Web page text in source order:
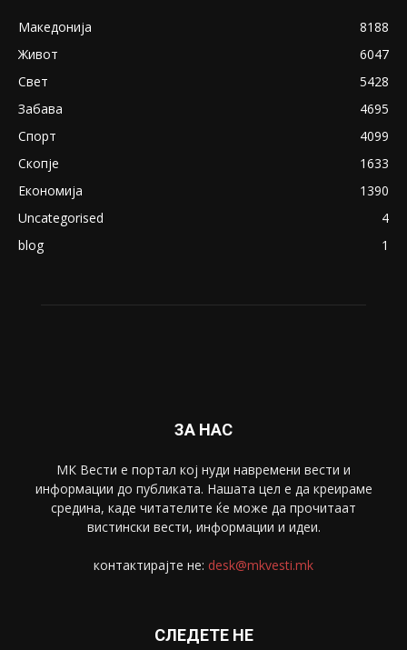
Македонија
8188
Живот
6047
Свет
5428
Забава
4695
Спорт
4099
Скопје
1633
Економија
1390
Uncategorised
4
blog
1
ЗА НАС
МК Вести е портал коj нуди навремени вести и
информации до публиката. Нашата цел е да креираме
средина, каде читателите ќе може да прочитаат
вистински вести, информации и идеи.
контактирајте не: desk@mkvesti.mk
СЛЕДЕТЕ НЕ